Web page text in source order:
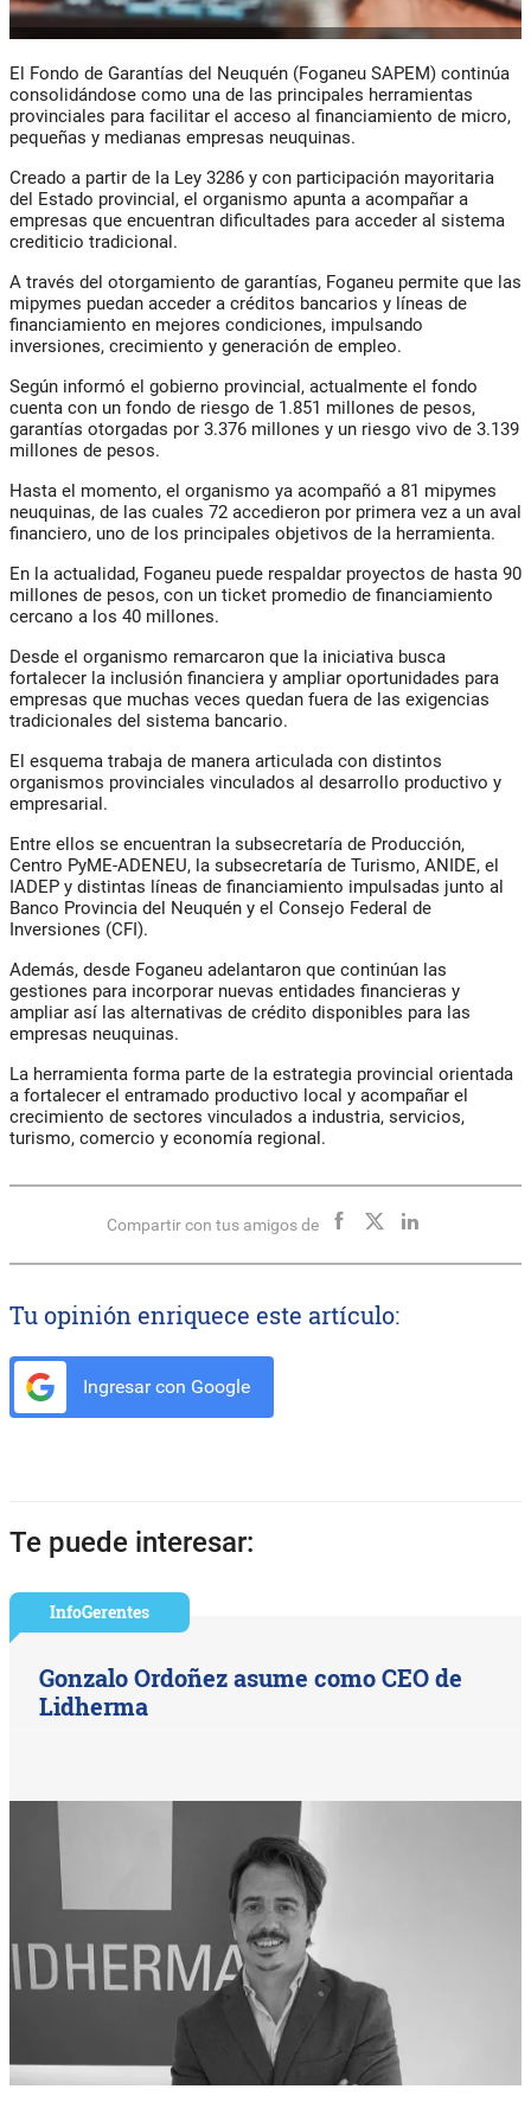
El Fondo de Garantías del Neuquén (Foganeu SAPEM) continúa
consolidándose como una de las principales herramientas
provinciales para facilitar el acceso al financiamiento de micro,
pequeñas y medianas empresas neuquinas.
Creado a partir de la Ley 3286 y con participación mayoritaria
del Estado provincial, el organismo apunta a acompañar a
empresas que encuentran dificultades para acceder al sistema
crediticio tradicional.
A través del otorgamiento de garantías, Foganeu permite que las
mipymes puedan acceder a créditos bancarios y líneas de
financiamiento en mejores condiciones, impulsando
inversiones, crecimiento y generación de empleo.
Según informó el gobierno provincial, actualmente el fondo
cuenta con un fondo de riesgo de 1.851 millones de pesos,
garantías otorgadas por 3.376 millones y un riesgo vivo de 3.139
millones de pesos.
Hasta el momento, el organismo ya acompañó a 81 mipymes
neuquinas, de las cuales 72 accedieron por primera vez a un aval
financiero, uno de los principales objetivos de la herramienta.
En la actualidad, Foganeu puede respaldar proyectos de hasta 90
millones de pesos, con un ticket promedio de financiamiento
cercano a los 40 millones.
Desde el organismo remarcaron que la iniciativa busca
fortalecer la inclusión financiera y ampliar oportunidades para
empresas que muchas veces quedan fuera de las exigencias
tradicionales del sistema bancario.
El esquema trabaja de manera articulada con distintos
organismos provinciales vinculados al desarrollo productivo y
empresarial.
Entre ellos se encuentran la subsecretaría de Producción,
Centro PyME-ADENEU, la subsecretaría de Turismo, ANIDE, el
IADEP y distintas líneas de financiamiento impulsadas junto al
Banco Provincia del Neuquén y el Consejo Federal de
Inversiones (CFI).
Además, desde Foganeu adelantaron que continúan las
gestiones para incorporar nuevas entidades financieras y
ampliar así las alternativas de crédito disponibles para las
empresas neuquinas.
La herramienta forma parte de la estrategia provincial orientada
a fortalecer el entramado productivo local y acompañar el
crecimiento de sectores vinculados a industria, servicios,
turismo, comercio y economía regional.
Compartir con tus amigos de
Tu opinión enriquece este artículo:
Ingresar con Google
Te puede interesar:
InfoGerentes
Gonzalo Ordoñez asume como CEO de
Lidherma